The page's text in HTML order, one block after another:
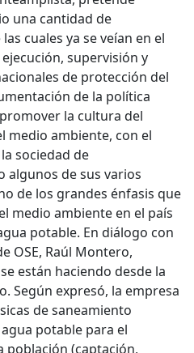
una cantidad de
cuales ya se veían en el
supervisión y
de protección del
de la política
la cultura del
medio ambiente, con el
sociedad de
algunos de sus varios
de los grandes énfasis que
medio ambiente en el país
potable. En diálogo con
OSE, Raúl Montero,
están haciendo desde la
Según expresó, la empresa
de saneamiento
potable para el
población (captación,